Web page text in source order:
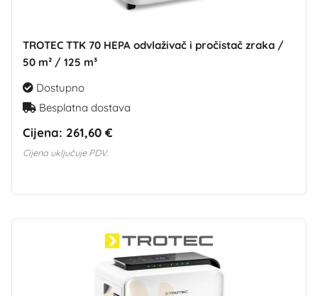
TROTEC TTK 70 HEPA odvlaživač i pročistač zraka /
50 m² / 125 m³
Dostupno
Besplatna dostava
Cijena: 261,60 €
Cijena uključuje PDV.